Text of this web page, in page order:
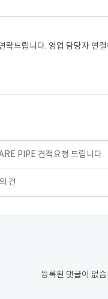
드립니다. 영업 담당자 연
PIPE 견적요청 드립니다
건
등록된 댓글이 없습